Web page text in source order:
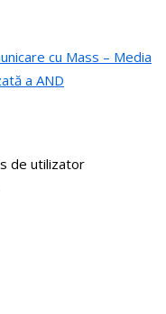
cu Mass – Media
a AND
de utilizator